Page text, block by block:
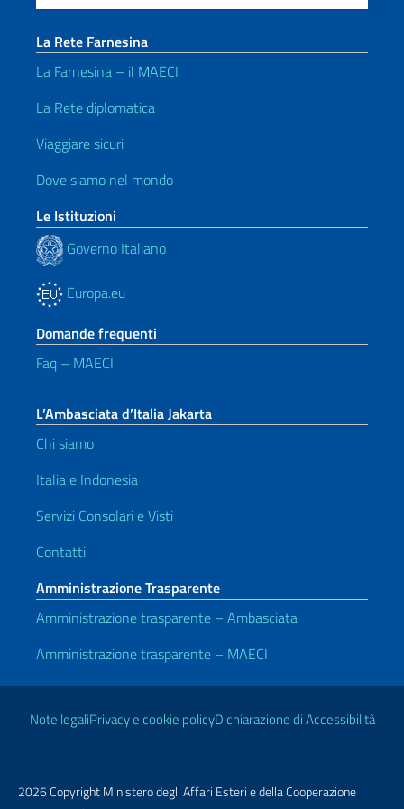
La Rete Farnesina
La Farnesina – il MAECI
La Rete diplomatica
Viaggiare sicuri
Dove siamo nel mondo
Le Istituzioni
Governo Italiano
Europa.eu
Domande frequenti
Faq – MAECI
L’Ambasciata d’Italia Jakarta
Chi siamo
Italia e Indonesia
Servizi Consolari e Visti
Contatti
Amministrazione Trasparente
Amministrazione trasparente – Ambasciata
Amministrazione trasparente – MAECI
Link Utili
Note legaliPrivacy e cookie policyDichiarazione di Accessibilità
2026 Copyright Ministero degli Affari Esteri e della Cooperazione